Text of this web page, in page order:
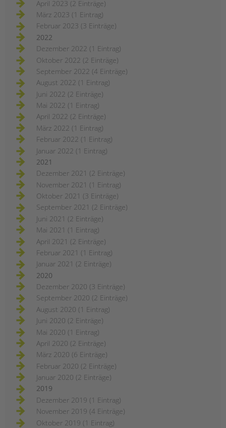
April 2023 (2 Einträge)
März 2023 (1 Eintrag)
Februar 2023 (3 Einträge)
2022
Dezember 2022 (1 Eintrag)
Oktober 2022 (2 Einträge)
September 2022 (4 Einträge)
August 2022 (1 Eintrag)
Juni 2022 (2 Einträge)
Mai 2022 (1 Eintrag)
April 2022 (2 Einträge)
März 2022 (1 Eintrag)
Februar 2022 (1 Eintrag)
Januar 2022 (1 Eintrag)
2021
Dezember 2021 (2 Einträge)
November 2021 (1 Eintrag)
Oktober 2021 (3 Einträge)
September 2021 (2 Einträge)
Juni 2021 (2 Einträge)
Mai 2021 (1 Eintrag)
April 2021 (2 Einträge)
Februar 2021 (1 Eintrag)
Januar 2021 (2 Einträge)
2020
Dezember 2020 (3 Einträge)
September 2020 (2 Einträge)
August 2020 (1 Eintrag)
Juni 2020 (2 Einträge)
Mai 2020 (1 Eintrag)
April 2020 (2 Einträge)
März 2020 (6 Einträge)
Februar 2020 (2 Einträge)
Januar 2020 (2 Einträge)
2019
Dezember 2019 (1 Eintrag)
November 2019 (4 Einträge)
Oktober 2019 (1 Eintrag)